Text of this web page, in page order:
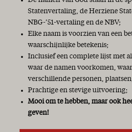
Statenvertaling, de Herziene
NBG-’51-vertaling en de NBV;
Elke naam is voorzien van een
waarschijnlijke betekenis;
Inclusief een complete lijst met
waar de namen voorkomen,
verschillende personen,
Prachtige en stevige uitvoering;
Mooi om te hebben, maar ook
geven!